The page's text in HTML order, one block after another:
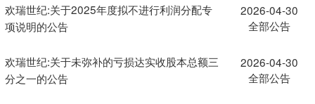
欢瑞世纪:关于2025年度拟不进行利润分配专
项说明的公告
2026-04-30
全部公告
欢瑞世纪:关于未弥补的亏损达实收股本总额三
分之一的公告
2026-04-30
全部公告